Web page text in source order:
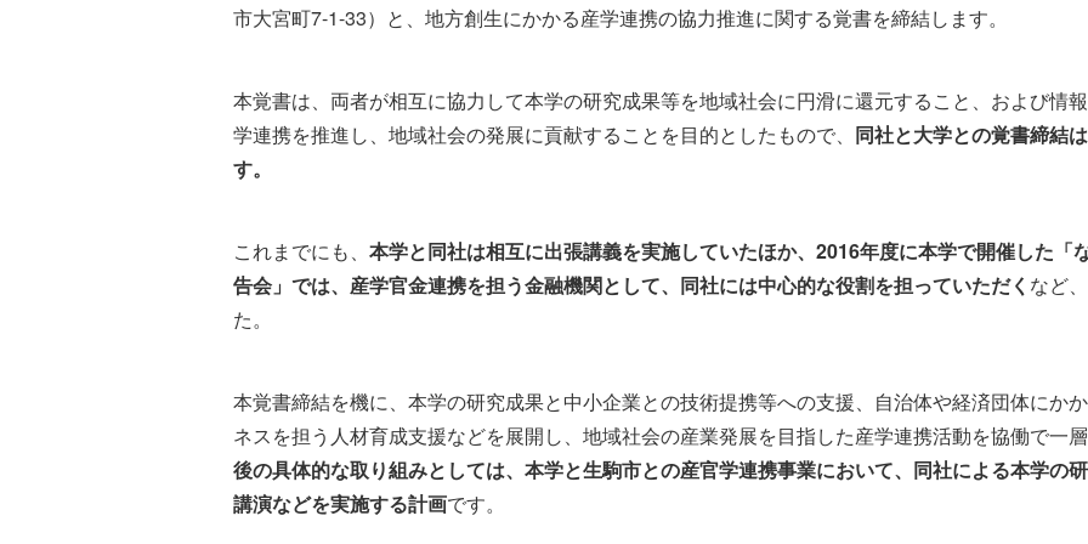
市大宮町7-1-33）と、地方創生にかかる産学連携の協力推進に関する覚書を締結します。
本覚書は、両者が相互に協力して本学の研究成果等を地域社会に円滑に還元すること、および情
学連携を推進し、地域社会の発展に貢献することを目的としたもので、 同社と大学との覚書締結
す。
これまでにも、 本学と同社は相互に出張講義を実施していたほか、2016年度に本学で開催した「
告会」では、産学官金連携を担う金融機関として、同社には中心的な役割を担っていただく など
た。
本覚書締結を機に、本学の研究成果と中小企業との技術提携等への支援、自治体や経済団体にか
ネスを担う人材育成支援などを展開し、地域社会の産業発展を目指した産学連携活動を協働で一
後の具体的な取り組みとしては、本学と生駒市との産官学連携事業において、同社による本学の
講演などを実施する計画です。